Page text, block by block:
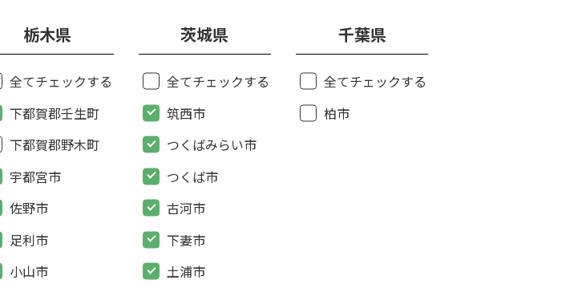
栃木県
全てチェックする
下都賀郡壬生町
下都賀郡野木町
宇都宮市
佐野市
足利市
小山市
茨城県
全てチェックする
筑西市
つくばみらい市
つくば市
古河市
下妻市
土浦市
千葉県
全てチェックする
柏市